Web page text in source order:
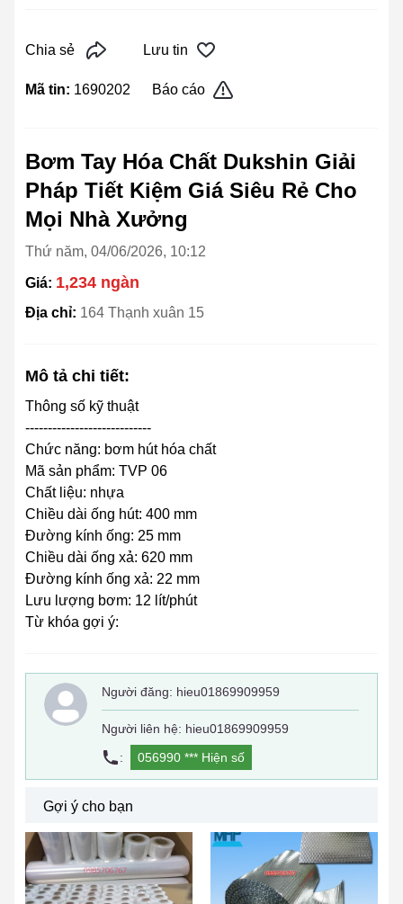
Chia sẻ Lưu tin
Mã tin: 1690202 Báo cáo
Bơm Tay Hóa Chất Dukshin Giải
Pháp Tiết Kiệm Giá Siêu Rẻ Cho
Mọi Nhà Xưởng
Thứ năm, 04/06/2026, 10:12
Giá: 1,234 ngàn
Địa chỉ: 164 Thạnh xuân 15
Mô tả chi tiết:
Thông số kỹ thuật
----------------------------
Chức năng: bơm hút hóa chất
Mã sản phẩm: TVP 06
Chất liệu: nhựa
Chiều dài ống hút: 400 mm
Đường kính ống: 25 mm
Chiều dài ống xả: 620 mm
Đường kính ống xả: 22 mm
Lưu lượng bơm: 12 lít/phút
Từ khóa gợi ý:
Người đăng: hieu01869909959
Người liên hệ: hieu01869909959
:
056990 *** Hiện số
Gợi ý cho bạn